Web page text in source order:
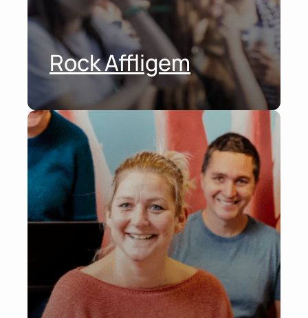
Rock Affligem